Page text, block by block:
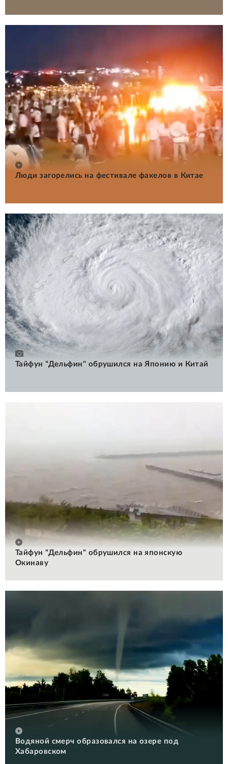
Люди загорелись на фестивале факелов в Китае
Тайфун "Дельфин" обрушился на Японию и Китай
Тайфун "Дельфин" обрушился на японскую
Окинаву
Водяной смерч образовался на озере под
Хабаровском